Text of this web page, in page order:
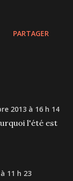
PARTAGER
2013 à 16 h 14
l'été est
11 h 23